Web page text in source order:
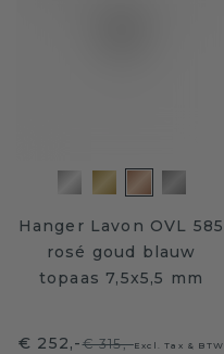
Hanger Lavon OVL 585
rosé goud blauw
topaas 7,5x5,5 mm
€ 252,-€ 315,-Excl. Tax & BTW